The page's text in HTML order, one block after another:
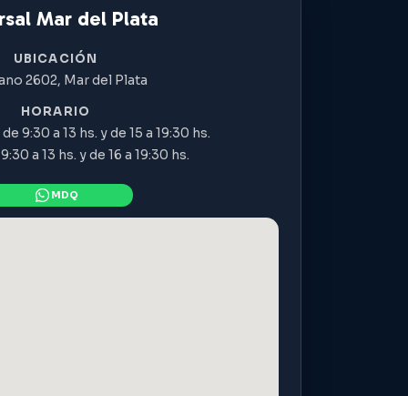
Mar del Plata
UBICACIÓN
2602, Mar del Plata
HORARIO
9:30 a 13 hs. y de 15 a 19:30 hs.
a 13 hs. y de 16 a 19:30 hs.